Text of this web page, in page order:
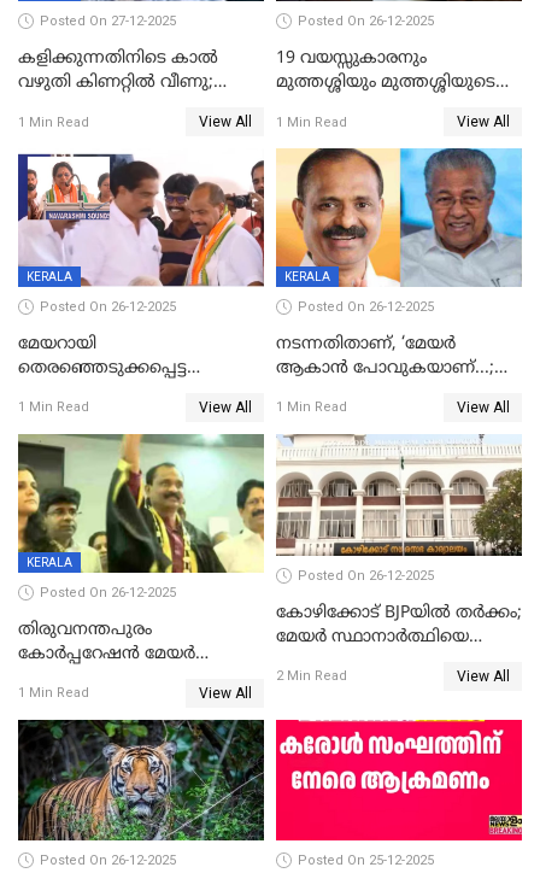
Posted On 27-12-2025
കളിക്കുന്നതിനിടെ കാൽ
വഴുതി കിണറ്റിൽ വീണു;
ദാരുണാന്ത്യം
1 Min Read View All
Posted On 26-12-2025
19 വയസ്സുകാരനും
മുത്തശ്ശിയും മുത്തശ്ശിയുടെ
മരിച്ചനിലയിൽ
1 Min Read View All
KERALA
Posted On 26-12-2025
മേയറായി
തെരഞ്ഞെടുക്കപ്പെട്ട
ആദ്യ വോട്ട് അസാധു; കണ്ണൂർ
ഡെപ്യൂട്ടി മേയർ സ്ഥാനത്ത്
താഹിറിന് വിജയം
1 Min Read View All
KERALA
Posted On 26-12-2025
നടന്നതിതാണ്, ‘മേയർ
ആകാൻ പോവുകയാണ്...;
മുഖ്യമന്ത്രിയുടെ ഓഫീസ്
തന്നെ വിശദീകരിയ്ക്കുന്നു;
സത്യമിതാണ്
1 Min Read View All
KERALA
Posted On 26-12-2025
തിരുവനന്തപുരം
കോര്‍പ്പറേഷന്‍ മേയര്‍
ഹൈക്കോടതിയിലേക്ക്;
സത്യപ്രതിജ്ഞ ചടങ്ങില്‍
ചട്ടലംഘനമെന്ന് പാർട്ടി
1 Min Read View All
Posted On 26-12-2025
കോഴിക്കോട് BJPയിൽ തർക്കം;
മേയർ സ്ഥാനാർത്ഥിയെ
2 Min Read View All
Posted On 26-12-2025 Posted On 25-12-2025